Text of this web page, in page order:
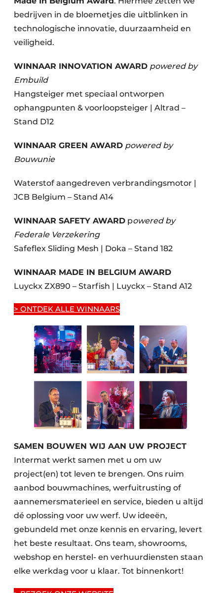
bedrijven in de bloemetjes die uitblinken in
technologische innovatie, duurzaamheid en
veiligheid.
WINNAAR INNOVATION AWARD powered by
Embuild
Hangsteiger met speciaal ontworpen
ophangpunten & voorloopsteiger | Altrad –
Stand D12
WINNAAR GREEN AWARD powered by
Bouwunie
Waterstof aangedreven verbrandingsmotor |
JCB Belgium – Stand A14
WINNAAR SAFETY AWARD powered by
Federale Verzekering
Safeflex Sliding Mesh | Doka – Stand 182
WINNAAR MADE IN BELGIUM AWARD
Luyckx ZX890 – Starfish | Luyckx – Stand A12
> ONTDEK ALLE WINNAARS
SAMEN BOUWEN WIJ AAN UW PROJECT
Intermat werkt samen met u om uw
project(en) tot leven te brengen. Ons ruim
aanbod bouwmachines, werfuitrusting of
aannemersmaterieel en service, bieden u altijd
dé oplossing voor uw werf. Uw ideeën,
gebundeld met onze kennis en ervaring, levert
het beste resultaat. Ons team, showrooms,
webshop en herstel- en verhuurdiensten staan
elke werkdag voor u klaar. Tot binnenkort!